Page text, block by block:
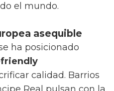
el mundo.
asequible
ha posicionado
calidad. Barrios